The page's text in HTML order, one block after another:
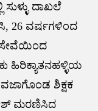
ದಾಖಲೆ
26 ವರ್ಷಗಳಿಂದ
ಸೇವೆಯಿಂದ
ಹಿರಿಕ್ಯಾತನಹಳ್ಳಿಯ
ಶಿಕ್ಷಕ
ಮರಣಿಸಿದ